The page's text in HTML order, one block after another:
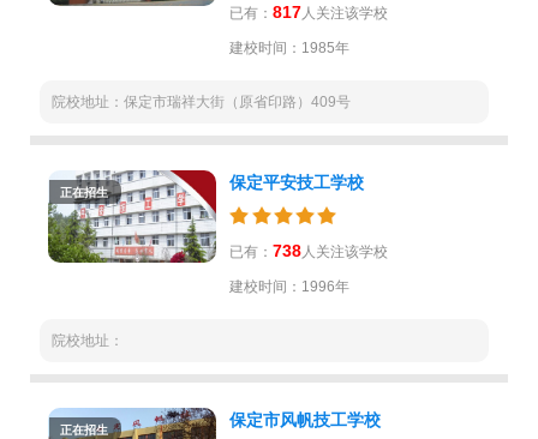
已有： 817人关注该学校
建校时间：1985年
院校地址：保定市瑞祥大街（原省印路）409号
正在招生
保定平安技工学校
已有： 738人关注该学校
建校时间：1996年
院校地址：
正在招生
保定市风帆技工学校